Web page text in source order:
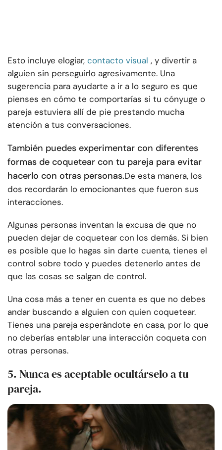
Esto incluye elogiar, contacto visual , y divertir a
alguien sin perseguirlo agresivamente. Una
sugerencia para ayudarte a ir a lo seguro es que
pienses en cómo te comportarías si tu cónyuge o
pareja estuviera allí de pie prestando mucha
atención a tus conversaciones.
También puedes experimentar con diferentes
formas de coquetear con tu pareja para evitar
hacerlo con otras personas.De esta manera, los
dos recordarán lo emocionantes que fueron sus
interacciones.
Algunas personas inventan la excusa de que no
pueden dejar de coquetear con los demás. Si bien
es posible que lo hagas sin darte cuenta, tienes el
control sobre todo y puedes detenerlo antes de
que las cosas se salgan de control.
Una cosa más a tener en cuenta es que no debes
andar buscando a alguien con quien coquetear.
Tienes una pareja esperándote en casa, por lo que
no deberías entablar una interacción coqueta con
otras personas.
5. Nunca es aceptable ocultárselo a tu
pareja.